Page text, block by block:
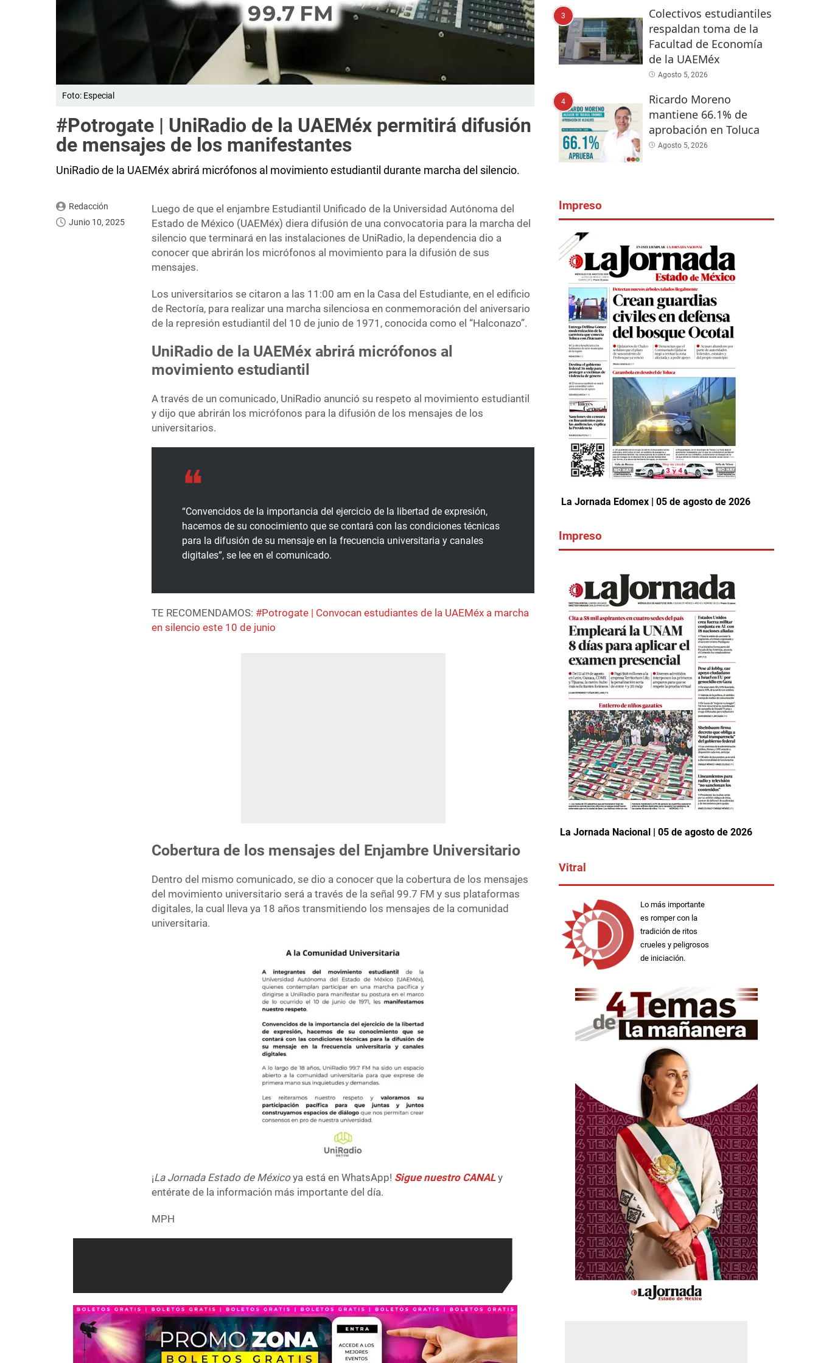
Foto: Especial
#Potrogate | UniRadio de la UAEMéx permitirá difusión
de mensajes de los manifestantes
UniRadio de la UAEMéx abrirá micrófonos al movimiento estudiantil durante marcha del silencio.
Redacción
Junio 10, 2025
Luego de que el enjambre Estudiantil Unificado de la Universidad Autónoma del
Estado de México (UAEMéx) diera difusión de una convocatoria para la marcha del
silencio que terminará en las instalaciones de UniRadio, la dependencia dio a
conocer que abrirán los micrófonos al movimiento para la difusión de sus
mensajes.
Los universitarios se citaron a las 11:00 am en la Casa del Estudiante, en el edificio
de Rectoría, para realizar una marcha silenciosa en conmemoración del aniversario
de la represión estudiantil del 10 de junio de 1971, conocida como el “Halconazo”.
UniRadio de la UAEMéx abrirá micrófonos al
movimiento estudiantil
A través de un comunicado, UniRadio anunció su respeto al movimiento estudiantil
y dijo que abrirán los micrófonos para la difusión de los mensajes de los
universitarios.
“Convencidos de la importancia del ejercicio de la libertad de expresión,
hacemos de su conocimiento que se contará con las condiciones técnicas
para la difusión de su mensaje en la frecuencia universitaria y canales
digitales”, se lee en el comunicado.
TE RECOMENDAMOS: #Potrogate | Convocan estudiantes de la UAEMéx a marcha
en silencio este 10 de junio
Cobertura de los mensajes del Enjambre Universitario
Dentro del mismo comunicado, se dio a conocer que la cobertura de los mensajes
del movimiento universitario será a través de la señal 99.7 FM y sus plataformas
digitales, la cual lleva ya 18 años transmitiendo los mensajes de la comunidad
universitaria.
¡La Jornada Estado de Méxicoya está en WhatsApp! Sigue nuestro CANALy
entérate de la información más importante del día.
MPH
3
Colectivos estudiantiles
respaldan toma de la
Facultad de Economía
de la UAEMéx
Agosto 5, 2026
4
Ricardo Moreno
mantiene 66.1% de
aprobación en Toluca
Agosto 5, 2026
Impreso
La Jornada Edomex | 05 de agosto de 2026
Impreso
La Jornada Nacional | 05 de agosto de 2026
Vitral
Lo más importante
es romper con la
tradición de ritos
crueles y peligrosos
de iniciación.